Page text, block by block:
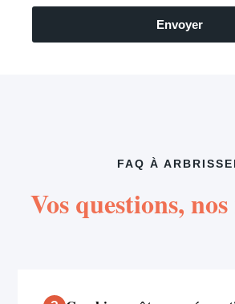
Envoyer
FAQ À
Vos questions,